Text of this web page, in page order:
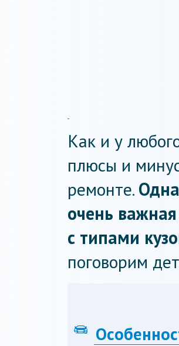
Как и у
плюсы и
ремонте.
очень
с типами
поговорим